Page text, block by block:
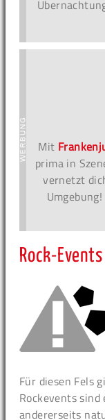
Mit
prima in
vernetzt
Rock-Events
Für diesen Fels
Rockevents
andererseits